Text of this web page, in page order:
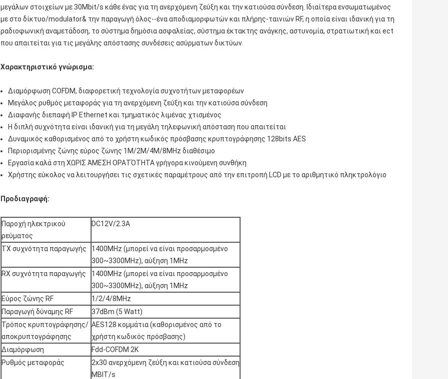
μεγάλων στοιχείων με 30Mbit/s κάθε ένας για τη ανερχόμενη ζεύξη και την κατιούσα σύνδεση. Ιδιαίτερα ενσωματωμένος
με στο δίκτυο/modulator& την παραγωγή όλος--ένα αποδιαμορφωτών και πλήρης-ταινιών RF, η οποία είναι ιδανική για τη
ραδιοφωνική αναμετάδοση, το σύστημα δημόσια ασφαλείας, σύστημα έκτακτης ανάγκης, αστυνομία, στρατιωτική και ect
που απαιτείται για τις μεγάλης απόστασης συνδέσεις ασύρματων δικτύων.
Χαρακτηριστικό γνώρισμα:
Διαμόρφωση COFDM, διαφορετική τεχνολογία συχνοτήτων μεταφορέων
Μεγάλος ρυθμός μεταφοράς για τη ανερχόμενη ζεύξη και την κατιούσα σύνδεση
Διαφανής διεπαφή IP Ethernet και τμηματικός λιμένας χτισμένος
Η διπλή συχνότητα είναι ιδανική για τη μεγάλη τηλεφωνική απόσταση που απαιτείται
Δυναμικός καθορισμένος από το χρήστη κωδικός πρόσβασης κρυπτογράφησης 128bits AES
Περιορισμένης ζώνης εύρος ζώνης 1M/2M/4M/8MHz διαθέσιμο
Εργασία καλά στη ΧΩΡΙΣ ΆΜΕΣΗ ΟΡΑΤΌΤΗΤΑ γρήγορα κινούμενη συνθήκη
Χρήστης εύκολος να λειτουργήσει τις σχετικές παραμέτρους από την επιτροπή LCD με το αριθμητικό πληκτρολόγιο
Προδιαγραφή:
Παροχή ηλεκτρικού
ρεύματος
DC12V/2.3A
TX συχνότητα παραγωγής
1400MHz (μπορεί να είναι προσαρμοσμένο
300~3300MHz), αύξηση 1MHz
RX συχνότητα παραγωγής
1400MHz (μπορεί να είναι προσαρμοσμένο
300~3300MHz), αύξηση 1MHz
Εύρος ζώνης RF
1/2/4/8MHz
Παραγωγή δύναμης RF
37dBm (5 Watt)
Τρόπος κρυπτογράφησης/
αποκρυπτογράφησης
AES128 κομμάτια (καθορισμένος από το
χρήστη κωδικός πρόσβασης)
Διαμόρφωση
Fdd-COFDM 2K
Ρυθμός μεταφοράς
2x30 ανερχόμενη ζεύξη και κατιούσα σύνδεση
MBIT/s